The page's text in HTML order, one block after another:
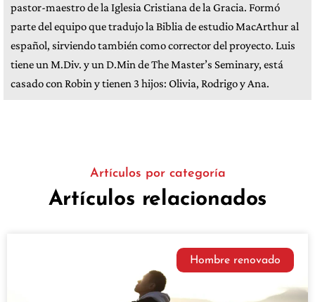
pastor-maestro de la Iglesia Cristiana de la Gracia. Formó
parte del equipo que tradujo la Biblia de estudio MacArthur al
español, sirviendo también como corrector del proyecto. Luis
tiene un M.Div. y un D.Min de The Master’s Seminary, está
casado con Robin y tienen 3 hijos: Olivia, Rodrigo y Ana.
Artículos por categoría
Artículos relacionados
Hombre renovado